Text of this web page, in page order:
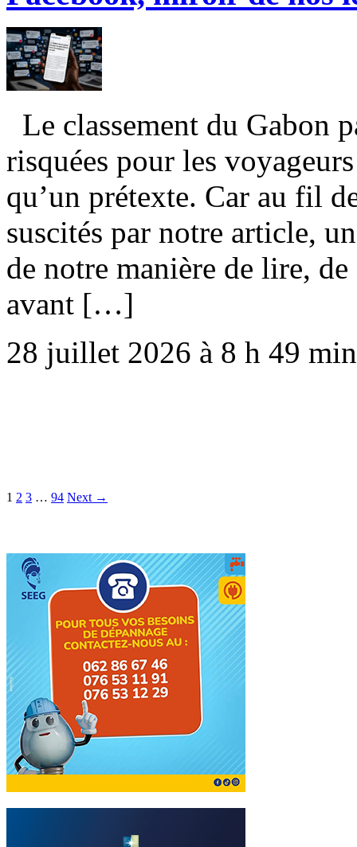
Le classement du Gabon
risquées pour les
qu’un prétexte. Car au fil
suscités par notre article,
de notre manière de lire,
avant […]
28 juillet 2026 à 8 h 49 min
1 2 3 … 94 Next →